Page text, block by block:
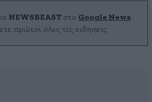
NEWSBEAST στο Google News
πρώτοι όλες τις ειδήσεις